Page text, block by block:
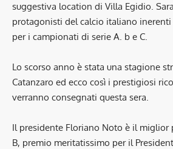
suggestiva location di Villa Egidio.
protagonisti del calcio italiano inerenti
per i campionati di serie A. b e C.
Lo scorso anno è stata una stagione
Catanzaro ed ecco così i prestigiosi
verranno consegnati questa sera.
Il presidente Floriano Noto è il miglior
B, premio meritatissimo per il